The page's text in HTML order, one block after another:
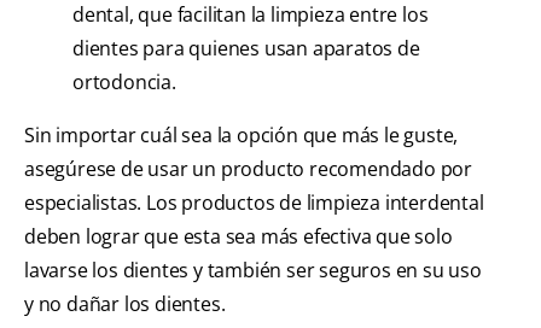
dental, que facilitan la limpieza entre los
dientes para quienes usan aparatos de
ortodoncia.
Sin importar cuál sea la opción que más le guste,
asegúrese de usar un producto recomendado por
especialistas. Los productos de limpieza interdental
deben lograr que esta sea más efectiva que solo
lavarse los dientes y también ser seguros en su uso
y no dañar los dientes.